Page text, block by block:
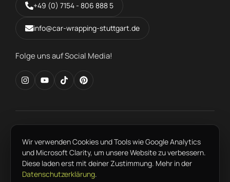
+49 (0) 7154 - 806 888 5
info@car-wrapping-stuttgart.de
Folge uns auf Social Media!
FAHRZEUGFOLIERUNG IN DER REGION
LudwigsburgEsslingenWaiblingenFellbachSindelfingen
BöblingenHeilbronnReutlingenTübingenPforzheim
KontaktJobsFragen und Antworten
Wir verwenden Cookies und Tools wie Google Analytics
und Microsoft Clarity, um unsere Website zu verbessern.
Diese laden erst mit deiner Zustimmung. Mehr in der
Datenschutzerklärung.